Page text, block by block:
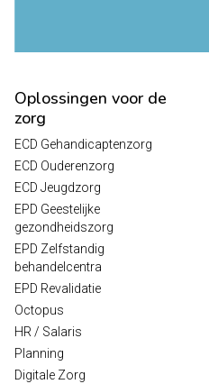
Oplossingen voor de
zorg
ECD Gehandicaptenzorg
ECD Ouderenzorg
ECD Jeugdzorg
EPD Geestelijke
gezondheidszorg
EPD Zelfstandig
behandelcentra
EPD Revalidatie
Octopus
HR / Salaris
Planning
Digitale Zorg